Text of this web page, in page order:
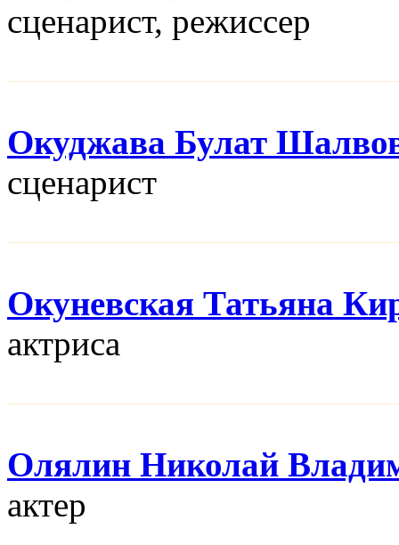
сценарист, режисcер
Окуджава Булат
сценарист
Окуневская Татьяна
актриса
Олялин Николай
актер